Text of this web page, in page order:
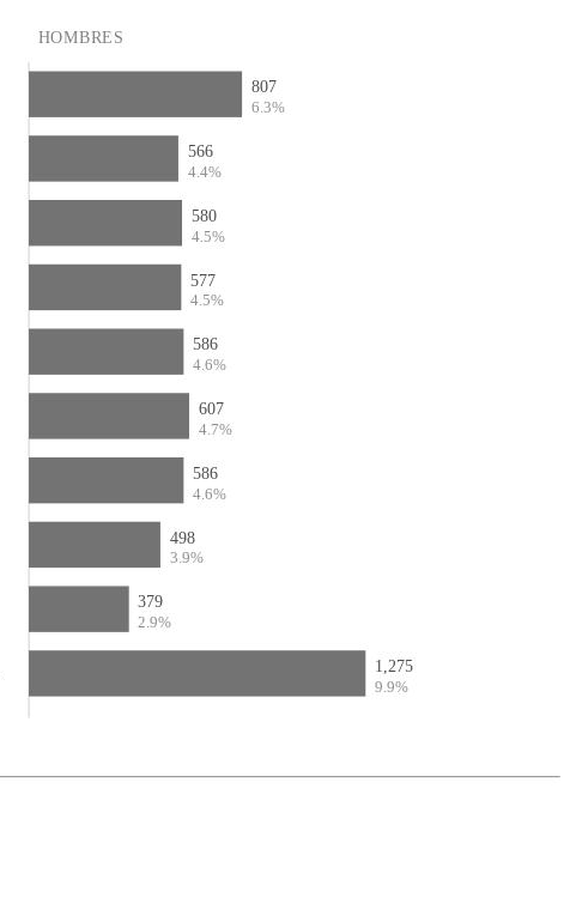
HOMBRES
807
6.3%
566
4.4%
580
4.5%
577
4.5%
586
4.6%
607
4.7%
586
4.6%
498
3.9%
379
2.9%
1,275
9.9%